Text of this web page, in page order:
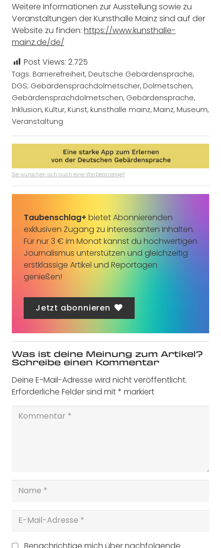
Weitere Informationen zur Ausstellung sowie zu
Veranstaltungen der Kunsthalle Mainz sind auf der
Website zu finden: https://www.kunsthalle-
mainz.de/de/
Post Views: 2.725
Tags: Barrierefreiheit, Deutsche Gebärdensprache,
DGS; Gebärdensprachdolmetscher, Dolmetschen,
Gebärdensprachdolmetschen, Gebärdensprache,
Inklusion, Kultur, Kunst, kunsthalle mainz, Mainz, Museum,
Veranstaltung
Sie wünschen sich auch eine Werbeanzeige?
Taubenschlag+ bietet Abonnierenden
exklusiven Zugang zu interessanten Inhalten.
Für nur 3 € im Monat kannst du hochwertigen
Journalismus unterstützen und gleichzeitig
erstklassige Artikel und Reportagen
genießen!
Jetzt abonnieren
Was ist deine Meinung zum Artikel?
Schreibe einen Kommentar
Deine E-Mail-Adresse wird nicht veröffentlicht.
Erforderliche Felder sind mit* markiert
Benachrichtige mich über nachfolgende